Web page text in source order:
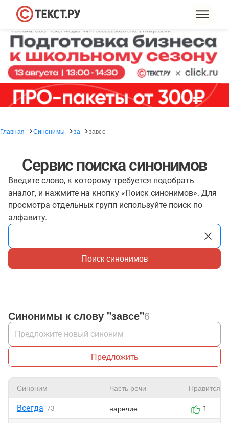
Главная Синонимы за завсе
Сервис поиска синонимов
Введите слово, к которому требуется подобрать
аналог, и нажмите на кнопку «Поиск синонимов». Для
просмотра отдельных групп используйте поиск по
алфавиту.
Поиск синонимов
Синонимы к слову "завсе"6
Предложить
Синоним Часть речи Нравится
Всегда 73 наречие 1